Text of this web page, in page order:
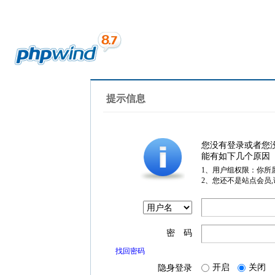
提示信息
您没有登录或者您
能有如下几个原因
1、用户组权限：你所
2、您还不是站点会员
密 码
找回密码
隐身登录 开启 关闭